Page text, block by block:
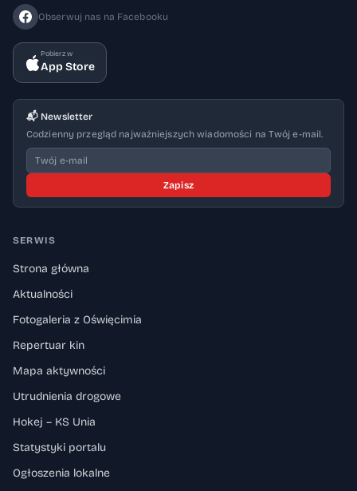
Obserwuj nas na Facebooku
Pobierz w
App Store
📬 Newsletter
Codzienny przegląd najważniejszych wiadomości na Twój e-mail.
Zapisz
SERWIS
Strona główna
Aktualności
Fotogaleria z Oświęcimia
Repertuar kin
Mapa aktywności
Utrudnienia drogowe
Hokej – KS Unia
Statystyki portalu
Ogłoszenia lokalne